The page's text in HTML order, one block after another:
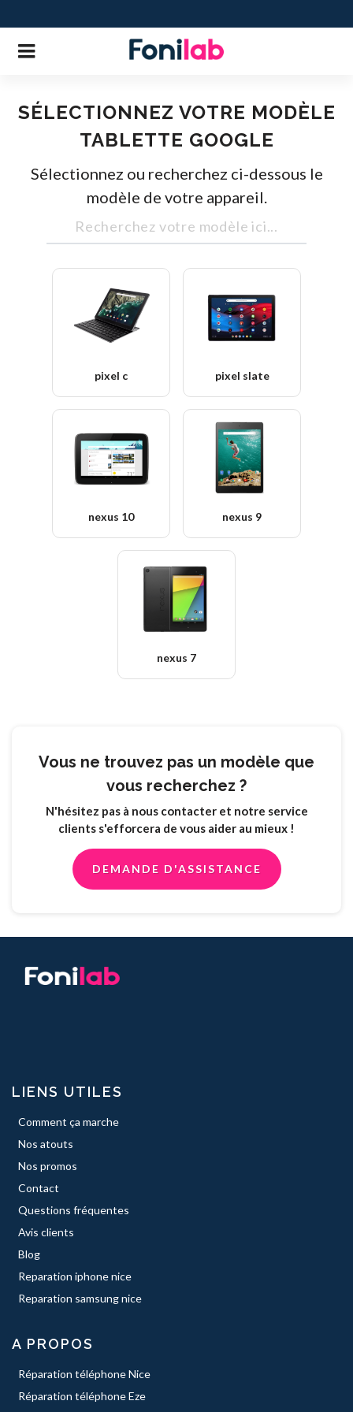
SÉLECTIONNEZ VOTRE MODÈLE
TABLETTE GOOGLE
Sélectionnez ou recherchez ci-dessous le
modèle de votre appareil.
pixel c pixel slate
nexus 10 nexus 9
nexus 7
Vous ne trouvez pas un modèle que
vous recherchez ?
N'hésitez pas à nous contacter et notre service
clients s'efforcera de vous aider au mieux !
DEMANDE D'ASSISTANCE
LIENS UTILES
Comment ça marche
Nos atouts
Nos promos
Contact
Questions fréquentes
Avis clients
Blog
Reparation iphone nice
Reparation samsung nice
A PROPOS
Réparation téléphone Nice
Réparation téléphone Eze